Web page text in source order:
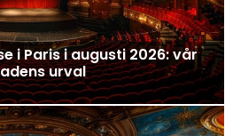
i Paris i augusti 2026: vår
urval